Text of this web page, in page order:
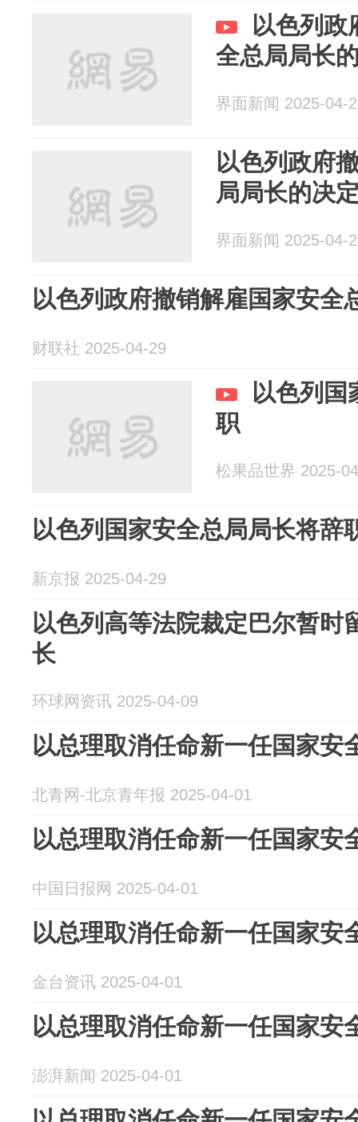
以色列政
全总局局长
界面新闻 2025-04-
以色列政府
局局长的决
界面新闻 2025-04-
以色列政府撤销解雇国家安全
财联社 2025-04-29
以色列国
职
松果品世界 2025-
以色列国家安全总局局长将辞
新京报 2025-04-29
以色列高等法院裁定巴尔暂时
长
环球网资讯 2025-04-09
以总理取消任命新一任国家安
北青网-北京青年报 2025-04-01
以总理取消任命新一任国家安
中国日报网 2025-04-01
以总理取消任命新一任国家安
金台资讯 2025-04-01
以总理取消任命新一任国家安
澎湃新闻 2025-04-01